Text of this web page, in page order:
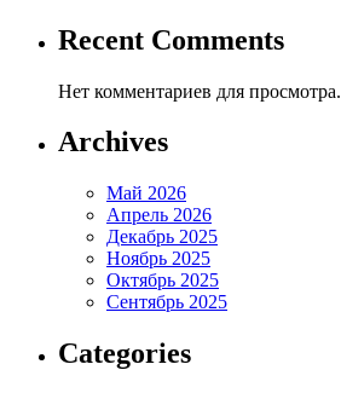
Recent Comments
Нет комментариев для просмотра.
Archives
Май 2026
Апрель 2026
Декабрь 2025
Ноябрь 2025
Октябрь 2025
Сентябрь 2025
Categories